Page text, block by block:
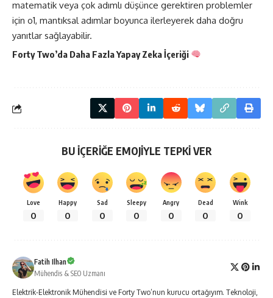
matematik veya çok adımlı düşünce gerektiren problemler
için o1, mantıksal adımlar boyunca ilerleyerek daha doğru
yanıtlar sağlayabilir.
Forty Two’da Daha FazlaYapay Zekaİçeriği
BU İÇERİĞE EMOJİYLE TEPKİ VER
Love
0
Happy
0
Sad
0
Sleepy
0
Angry
0
Dead
0
Wink
0
Fatih Ilhan
Mühendis & SEO Uzmanı
Elektrik-Elektronik Mühendisi ve Forty Two’nun kurucu ortağıyım. Teknoloji,